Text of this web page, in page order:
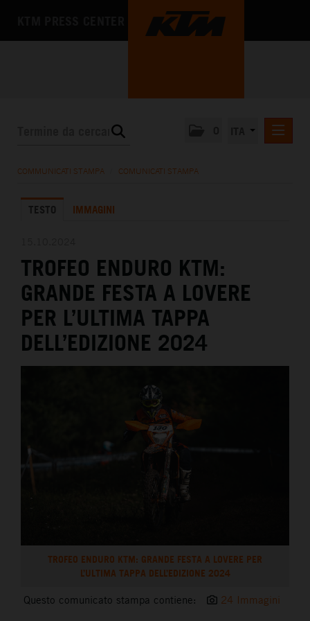
L'AZIENDA
COMMUNICATI STAMPA COMUNICATI STAMPA
TESTO IMMAGINI
TROFEO ENDURO KTM:
GRANDE FESTA A LOVERE
PER L’ULTIMA TAPPA
DELL’EDIZIONE 2024
TROFEO ENDURO KTM: GRANDE FESTA A LOVERE PER
L’ULTIMA TAPPA DELL’EDIZIONE 2024
Questo comunicato stampa contiene: 24 Immagini